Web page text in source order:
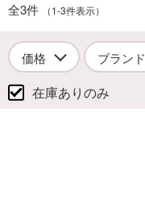
全3件 （1-3件表示）
価格 ブランド
在庫ありのみ